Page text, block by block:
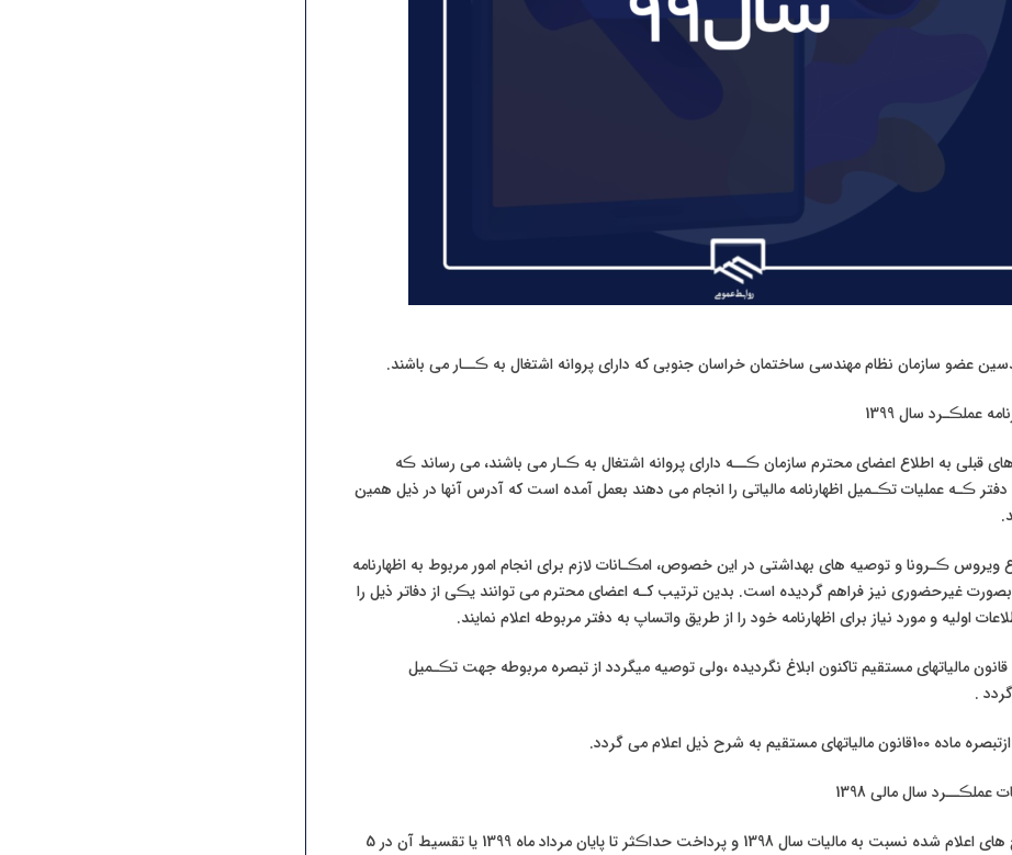
عضو سازمان نظام مهندسی ساختمان خراسان جنوبی که دارای پروانه اشتغال به ڪــار می باشند.
عملڪـرد سال 1399
های قبلی به اطلاع اعضای محترم سازمان ڪــه دارای پروانه اشتغال به ڪـار می باشند، می رساند ڪه
هماهنگی لازم با 3 دفتر ڪـه عملیات تڪـمیل اظهارنامه مالیاتی را انجام می دهند بعمل آمده است که آدرس آنها در ذیل همین
ویروس ڪـرونا و توصیه های بهداشتی در این خصوص، امڪـانات لازم برای انجام امور مربوط به اظهارنامه
سال 99، بصورت غیرحضوری نیز فراهم گردیده است. بدین ترتیب کـه اعضای محترم می توانند یڪی از دفاتر ذیل را
اولیه و مورد نیاز برای اظهارنامه خود را از طریق واتساپ به دفتر مربوطه اعلام نمایند.
🔹تـبصره ماده 100 قانون مالیاتهای مستقیم تاکنون ابلاغ نگردیده ،ولی توصیه میگردد از تبصره مربوطه جهت تڪـمیل
.
به شرح ذیل اعلام می گردد.
افزایش معادل نرخ های اعلام شده نسبت به مالیات سال 1398 و پرداخت حداڪثر تا پایان مرداد ماه 1399 یا تقسیط آن در 5